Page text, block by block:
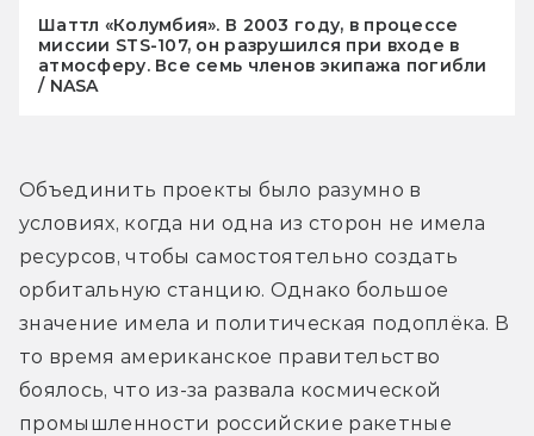
Шаттл «Колумбия». В 2003 году, в процессе
миссии STS-107, он разрушился при входе в
атмосферу. Все семь членов экипажа погибли
/ NASA
Объединить проекты было разумно в
условиях, когда ни одна из сторон не имела
ресурсов, чтобы самостоятельно создать
орбитальную станцию. Однако большое
значение имела и политическая подоплёка. В
то время американское правительство
боялось, что из-за развала космической
промышленности российские ракетные